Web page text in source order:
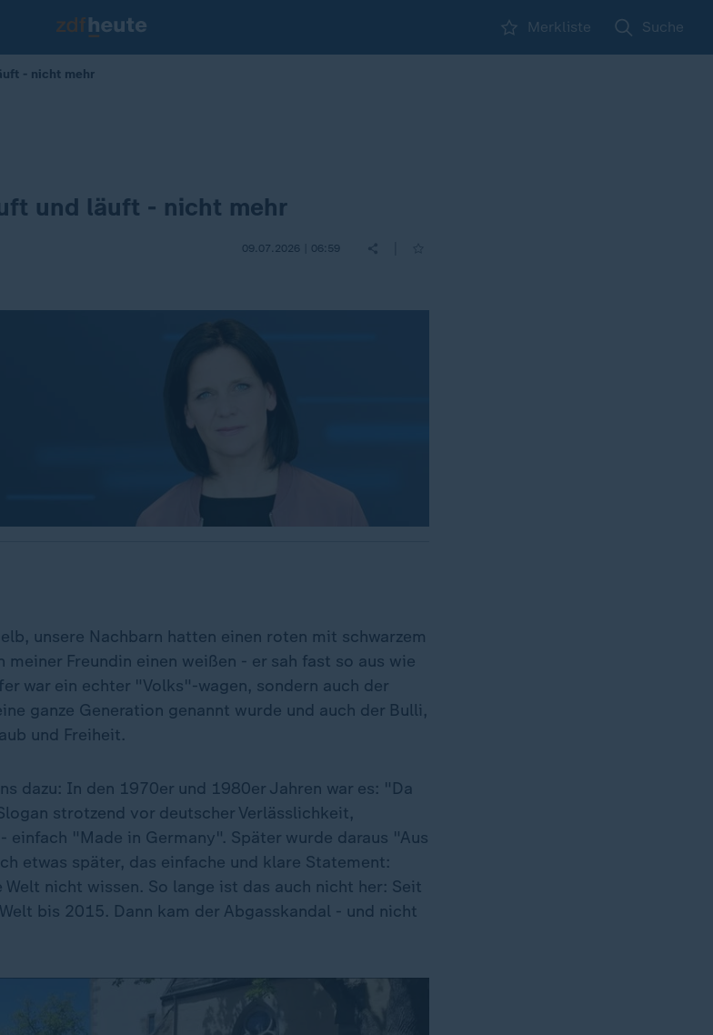
Merkliste Suche
- nicht mehr
und läuft - nicht mehr
09.07.2026 | 06:59
unsere Nachbarn hatten einen roten mit schwarzem
meiner Freundin einen weißen - er sah fast so aus wie
war ein echter "Volks"-wagen, sondern auch der
ganze Generation genannt wurde und auch der Bulli,
und Freiheit.
dazu: In den 1970er und 1980er Jahren war es: "Da
strotzend vor deutscher Verlässlichkeit,
einfach "Made in Germany". Später wurde daraus "Aus
etwas später, das einfache und klare Statement:
nicht wissen. So lange ist das auch nicht her: Seit
bis 2015. Dann kam der Abgasskandal - und nicht